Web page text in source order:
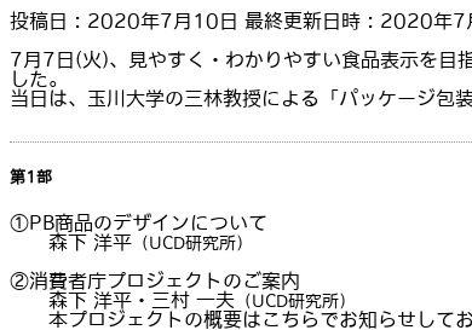
投稿日 : 2020年7月10日 最終更新日時 : 2020年7
7月7日(火)、見やすく・わかりやすい食品表示を目
した。
当日は、玉川大学の三林教授による「パッケージ包
第1部
①PB商品のデザインについて
森下 洋平 （UCD研究所）
②消費者庁プロジェクトのご案内
森下 洋平・三村 一夫 （UCD研究所）
本プロジェクトの概要はこちらでお知らせしてお